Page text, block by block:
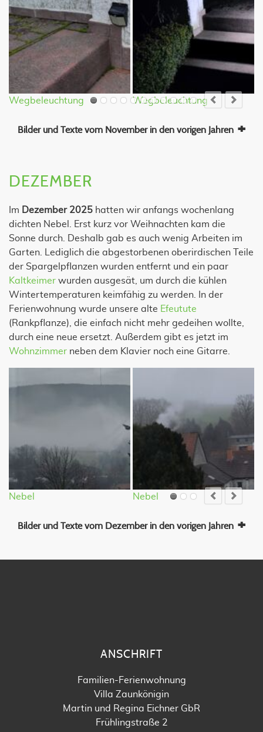
Wegbeleuchtung Wegbeleuchtung
Bilder und Texte vom November in den vorigen Jahren
DEZEMBER
Im Dezember 2025 hatten wir anfangs wochenlang
dichten Nebel. Erst kurz vor Weihnachten kam die
Sonne durch. Deshalb gab es auch wenig Arbeiten im
Garten. Lediglich die abgestorbenen oberirdischen Teile
der Spargelpflanzen wurden entfernt und ein paar
Kaltkeimer wurden ausgesät, um durch die kühlen
Wintertemperaturen keimfähig zu werden. In der
Ferienwohnung wurde unsere alte Efeutute
(Rankpflanze), die einfach nicht mehr gedeihen wollte,
durch eine neue ersetzt. Außerdem gibt es jetzt im
Wohnzimmer neben dem Klavier noch eine Gitarre.
Nebel Nebel
Bilder und Texte vom Dezember in den vorigen Jahren
ANSCHRIFT
Familien-Ferienwohnung
Villa Zaunkönigin
Martin und Regina Eichner GbR
Frühlingstraße 2